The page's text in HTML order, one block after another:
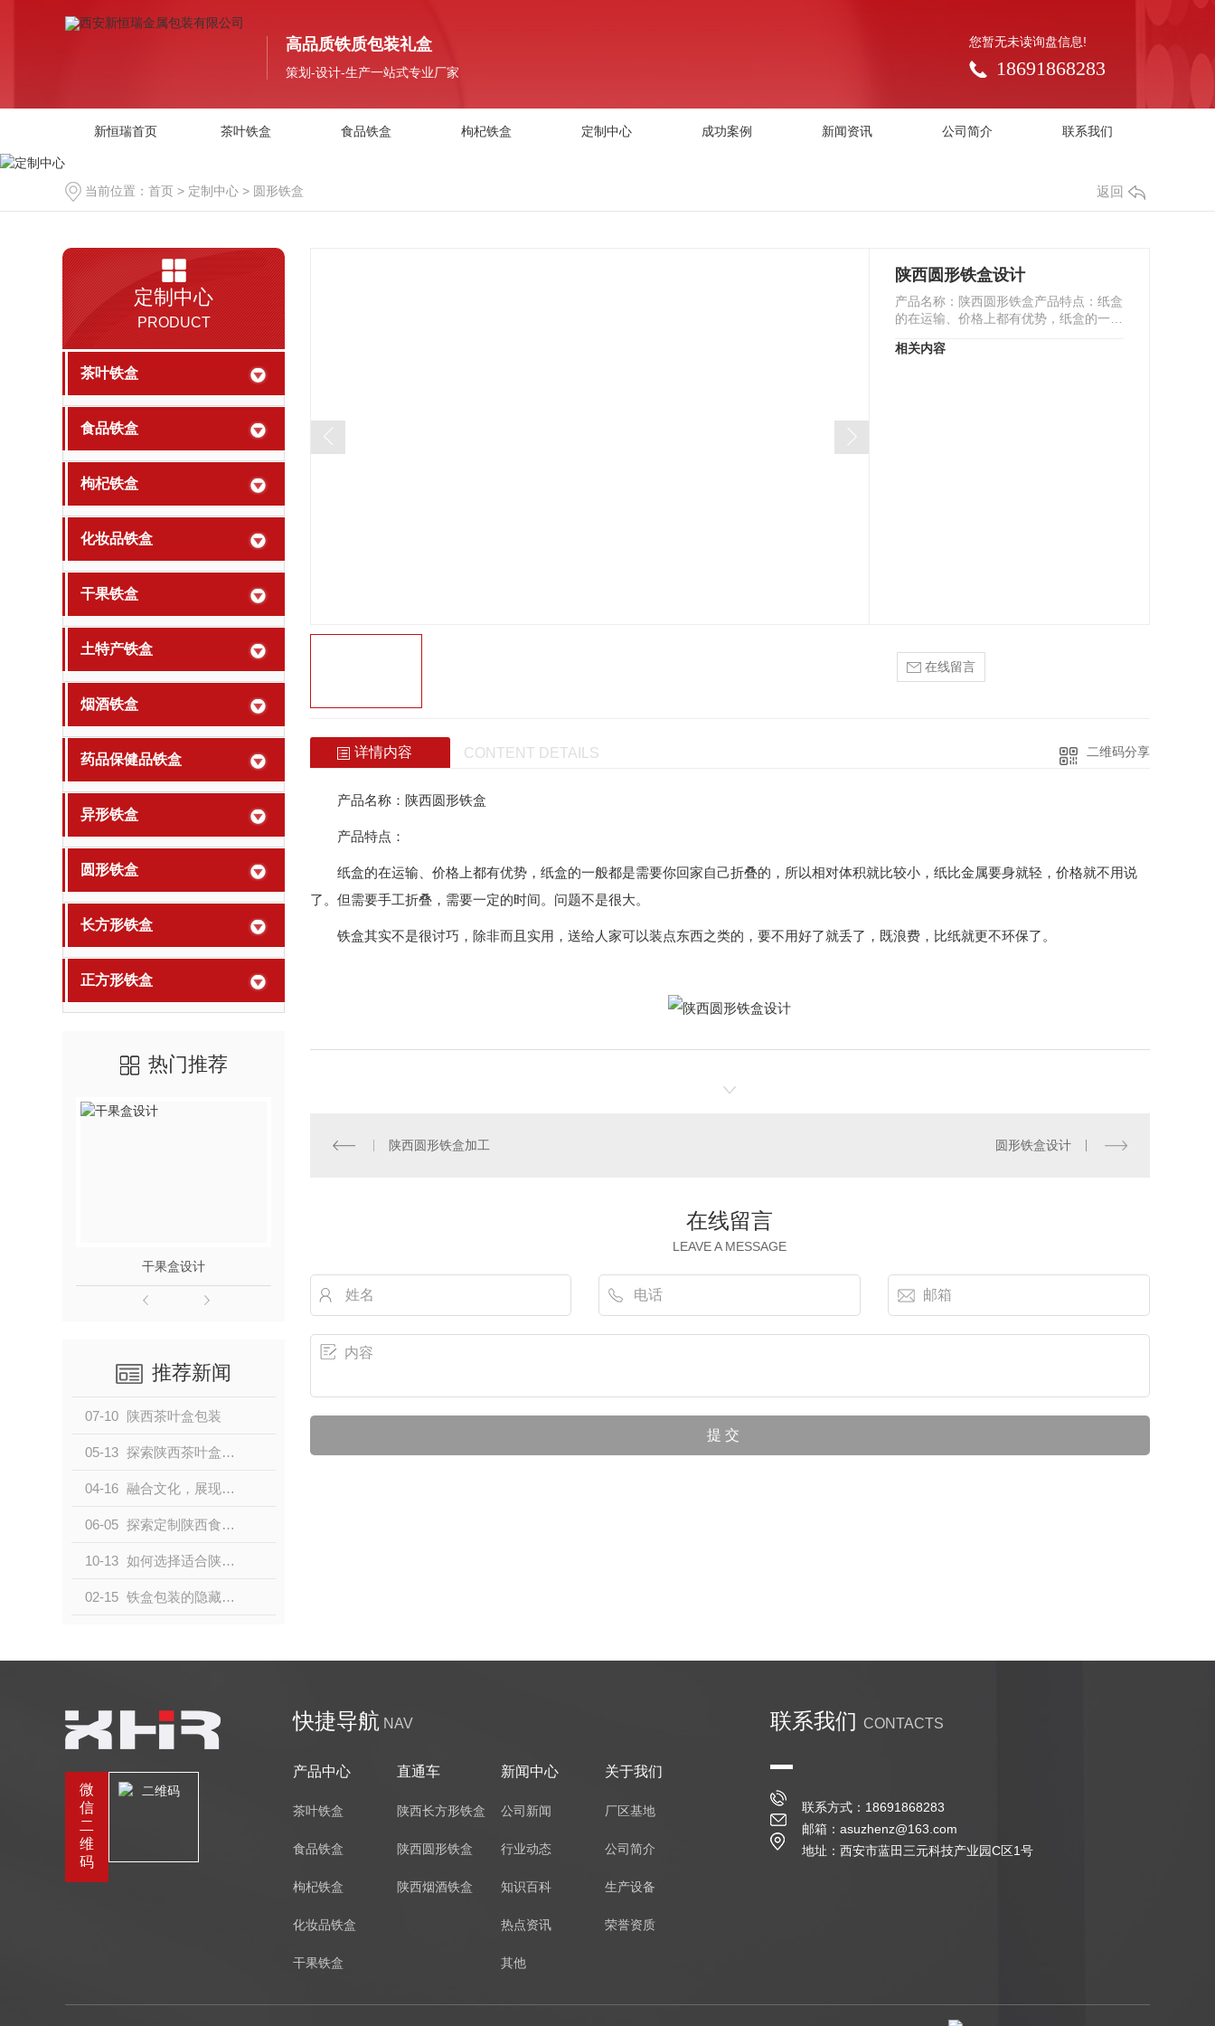
高品质铁质包装礼盒
策划-设计-生产一站式专业厂家 18691868283
您暂无未读询盘信息!
新恒瑞首页 茶叶铁盒 食品铁盒 枸杞铁盒 定制中心 成功案例 新闻资讯 公司简介 联系我们
当前位置： 首页 > 定制中心 > 圆形铁盒 返回
定制中心
PRODUCT
茶叶铁盒
食品铁盒
枸杞铁盒
化妆品铁盒
干果铁盒
土特产铁盒
烟酒铁盒
药品保健品铁盒
异形铁盒
圆形铁盒
长方形铁盒
正方形铁盒
热门推荐
干果盒设计
推荐新闻
07-10 陕西茶叶盒包装
05-13 探索陕西茶叶盒包装的文化底蕴与艺术表达
04-16 融合文化，展现魅力：领略陕西食品盒定制之美
06-05 探索定制陕西食品盒的独特魅力
10-13 如何选择适合陕西食品的定制盒？
02-15 铁盒包装的隐藏功能有哪些？
陕西圆形铁盒设计
产品名称：陕西圆形铁盒产品特点：纸盒
的在运输、价格上都有优势，纸盒的一般
积就比较小，纸…
相关内容
在线留言
详情内容 CONTENT DETAILS 二维码分享
产品名称：陕西圆形铁盒
产品特点：
纸盒的在运输、价格上都有优势，纸盒的一般都是需要你回家自己折叠的，所以相对体积就比较小，纸比金属要身就轻，价格就不用说
了。但需要手工折叠，需要一定的时间。问题不是很大。
铁盒其实不是很讨巧，除非而且实用，送给人家可以装点东西之类的，要不用好了就丢了，既浪费，比纸就更不环保了。
陕西圆形铁盒加工 圆形铁盒设计
在线留言
LEAVE A MESSAGE
微
信
二
维
码
快捷导航 NAV
产品中心
茶叶铁盒
食品铁盒
枸杞铁盒
化妆品铁盒
干果铁盒
直通车
陕西长方形铁盒
陕西圆形铁盒
陕西烟酒铁盒
新闻中心
公司新闻
行业动态
知识百科
热点资讯
其他
关于我们
厂区基地
公司简介
生产设备
荣誉资质
联系我们 CONTACTS
联系方式：18691868283
邮箱：asuzhenz@163.com
地址：西安市蓝田三元科技产业园C区1号